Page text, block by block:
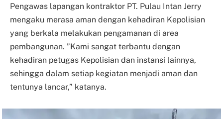
Pengawas lapangan kontraktor PT. Pulau Intan Jerry
mengaku merasa aman dengan kehadiran Kepolisian
yang berkala melakukan pengamanan di area
pembangunan. ”Kami sangat terbantu dengan
kehadiran petugas Kepolisian dan instansi lainnya,
sehingga dalam setiap kegiatan menjadi aman dan
tentunya lancar,” katanya.